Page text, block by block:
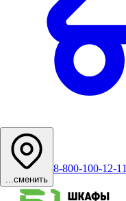
...сменить
8-800-100-12-11